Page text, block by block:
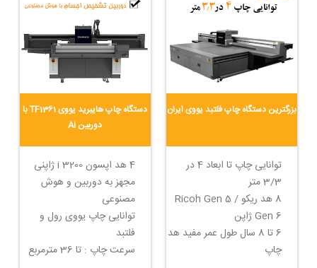
دستگاه چاپ هایبرید یووی TF1361 با
دوربین Ai
4 هد اپسون i 3200 ژاپنی
مجهز به دوربین و هوش
مصنوعی
توانایی چاپ یووی رول و
فلتبد
سرعت چاپ : تا 36 مترمربع
بزرگترین دستگاه چاپ فلتبد یووی ایران
توانایی چاپ تا ابعاد 4 در
3/3 متر
8 هد ریکو Ricoh Gen 5 /
Gen 6 ژاپن
6 تا 8 سال طول عمر مفید هد
چاپ